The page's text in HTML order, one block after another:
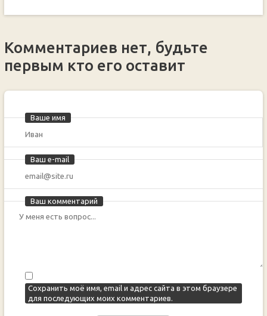
Комментариев нет, будьте
первым кто его оставит
Ваше имя
Ваш e-mail
Ваш комментарий
Сохранить моё имя, email и адрес сайта в этом браузере
для последующих моих комментариев.